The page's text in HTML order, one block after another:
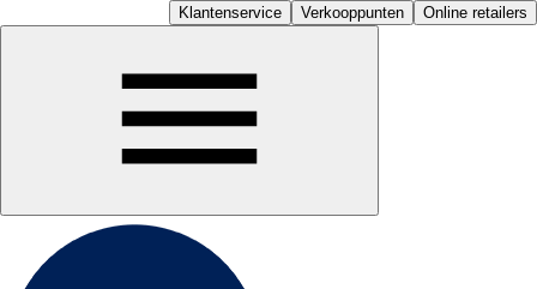
Klantenservice Verkooppunten Online retailers